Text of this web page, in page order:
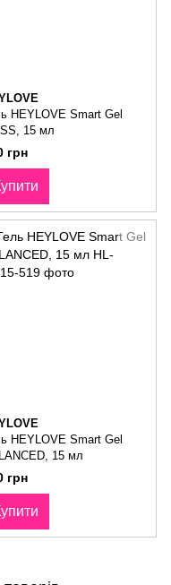
HEYLOVE Smart Gel
15 мл
грн
HEYLOVE Smart Gel
15 мл
грн